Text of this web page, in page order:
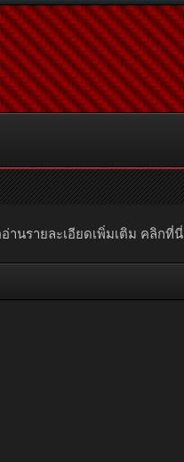
านรายละเอียดเพิ่มเติม คลิกที่นี่